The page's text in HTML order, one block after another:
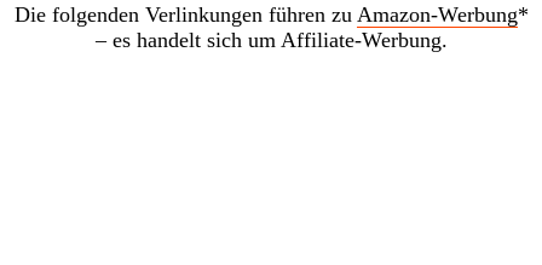
Die folgenden Verlinkungen führen zu Amazon-Werbung*
– es handelt sich um Affiliate-Werbung.